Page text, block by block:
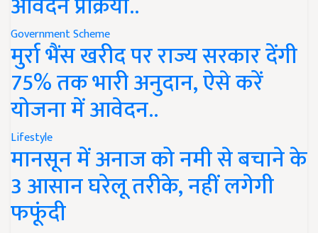
Government Scheme
मुर्रा भैंस खरीद पर राज्य सरकार देंगी
75% तक भारी अनुदान, ऐसे करें
योजना में आवेदन..
Lifestyle
मानसून में अनाज को नमी से बचाने के
3 आसान घरेलू तरीके, नहीं लगेगी
फफूंदी